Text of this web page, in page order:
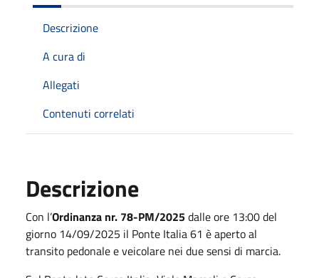
Descrizione
A cura di
Allegati
Contenuti correlati
Descrizione
Con l’Ordinanza nr. 78-PM/2025dalle ore 13:00 del
giorno 14/09/2025 il Ponte Italia 61 è aperto al
transito pedonale e veicolare nei due sensi di marcia.